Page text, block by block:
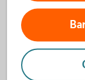
telefon.
Spärra kort -